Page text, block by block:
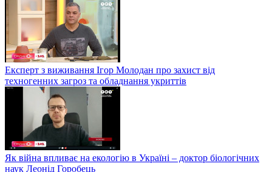
Експерт з виживання Ігор Молодан про захист від
техногенних загроз та обладнання укриттів
Як війна впливає на екологію в Україні – доктор біологічних
наук Леонід Горобець